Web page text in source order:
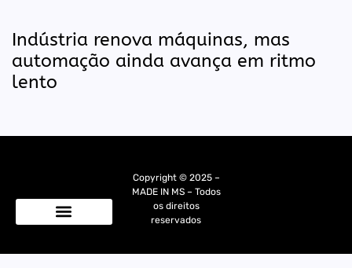
Indústria renova máquinas, mas
automação ainda avança em ritmo
lento
Copyright © 2025 –
MADE IN MS – Todos
os direitos
reservados